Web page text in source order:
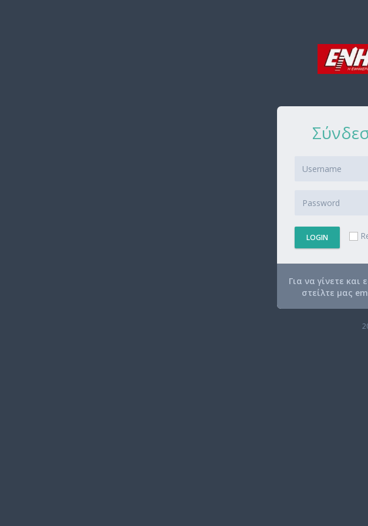
LOGIN
Για να γίνετε
στείλτε μας